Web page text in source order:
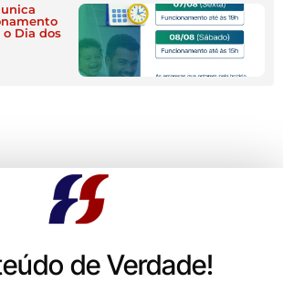
o Dia dos
de Verdade!